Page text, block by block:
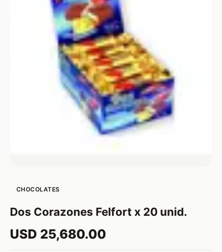
CHOCOLATES
Dos Corazones Felfort x 20 unid.
USD 25,680.00